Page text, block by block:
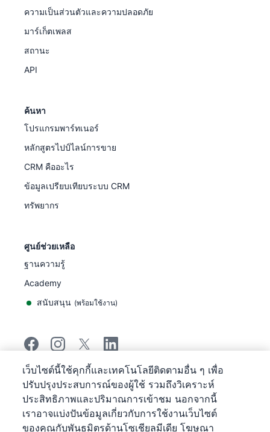
ความเป็นส่วนตัวและความปลอดภัย
มาร์เก็ตเพลส
สถานะ
API
ค้นหา
โปรแกรมพาร์ทเนอร์
หลักสูตรไปป์ไลน์การขาย
CRM คืออะไร
ข้อมูลเปรียบเทียบระบบ CRM
ทรัพยากร
ศูนย์ช่วยเหลือ
ฐานความรู้
Academy
สนับสนุน (พร้อมใช้งาน)
©2026Pipedrive
Pipedrive
ข้อกำหนดการให้บริการ
Pipedrive
ประกาศความเป็นส่วนตัว
แผนผังเว็บไซต์
ประกาศเกี่ยวกับคุกกี้
เว็บไซต์นี้ใช้คุกกี้และเทคโนโลยีติดตามอื่น ๆ เพื่อ
ปรับปรุงประสบการณ์ของผู้ใช้ รวมถึงวิเคราะห์
ประสิทธิภาพและปริมาณการเข้าชม นอกจากนี้
เราอาจแบ่งปันข้อมูลเกี่ยวกับการใช้งานเว็บไซต์
ของคุณกับพันธมิตรด้านโซเชียลมีเดีย โฆษณา